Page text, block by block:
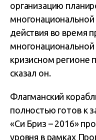
организацию
действия во время
кризисном регионе
сказал он.
Флагманский
полностью готов к
«Си Бриз – 2016»
уровня в рамках